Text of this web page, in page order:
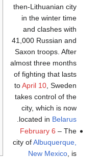
then-Lithuanian city
in the winter time
and clashes with
41,000 Russian and
Saxon troops. After
almost three months
of fighting that lasts
toApril 10, Sweden
takes control of the
city, which is now
located in Belarus
February 6 – The
city ofAlbuquerque,
New Mexico, is